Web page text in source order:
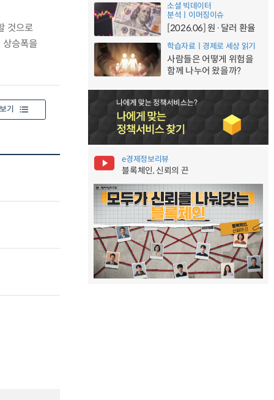
것으로
상승폭을
기
소셜 빅데이터
분석ㅣ이머징이슈
[2026.06] 원·달러 환율
학습자료ㅣ경제로 세상 읽기
사람들은 어떻게 위험을
함께 나누어 왔을까?
e경제정보리뷰
블록체인, 신뢰의 끈